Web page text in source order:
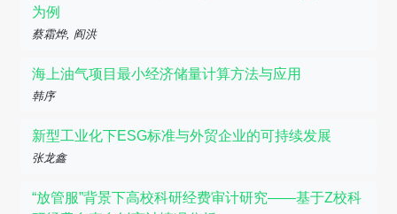
为例
蔡霜烨, 阎洪
海上油气项目最小经济储量计算方法与应用
韩序
新型工业化下ESG标准与外贸企业的可持续发展
张龙鑫
“放管服”背景下高校科研经费审计研究——基于Z校科